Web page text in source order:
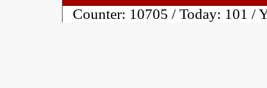
Counter: 10705 / Today: 101 /